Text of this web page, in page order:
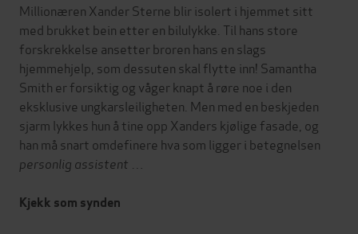
Millionæren Xander Sterne blir isolert i hjemmet sitt
med brukket bein etter en bilulykke. Til hans store
forskrekkelse ansetter broren hans en slags
hjemmehjelp, som dessuten skal flytte inn! Samantha
Smith er forsiktig og våger knapt å røre noe i den
eksklusive ungkarsleiligheten. Men med en beskjeden
sjarm lykkes hun å tine opp Xanders kjølige fasade, og
han må snart omdefinere hva som ligger i betegnelsen
personlig assistent
Kjekk som synden